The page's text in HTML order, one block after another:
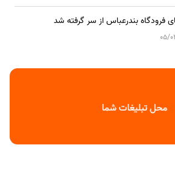
فرودگاه بندرعباس از سر گرفته شد
05/